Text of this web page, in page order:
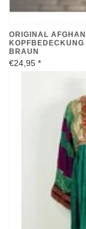
BRAUN
€24,95*